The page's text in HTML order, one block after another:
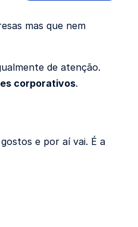
mas que nem
de atenção.
corporativos.
e por aí vai. É a